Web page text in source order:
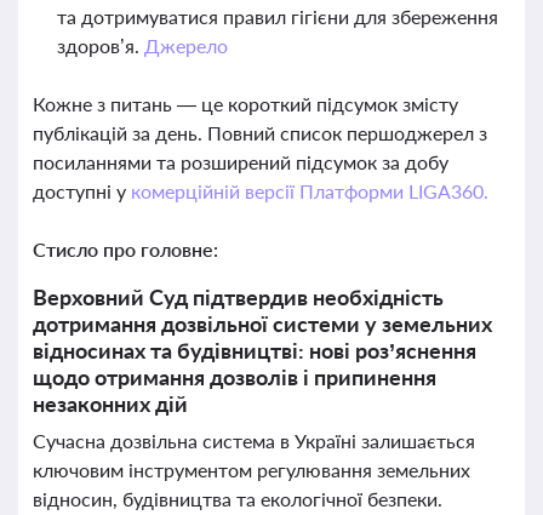
та дотримуватися правил гігієни для збереження
здоров’я. Джерело
Кожне з питань — це короткий підсумок змісту
публікацій за день. Повний список першоджерел з
посиланнями та розширений підсумок за добу
доступні у комерційній версії Платформи LIGA360.
Стисло про головне:
Верховний Суд підтвердив необхідність
дотримання дозвільної системи у земельних
відносинах та будівництві: нові роз’яснення
щодо отримання дозволів і припинення
незаконних дій
Сучасна дозвільна система в Україні залишається
ключовим інструментом регулювання земельних
відносин, будівництва та екологічної безпеки.